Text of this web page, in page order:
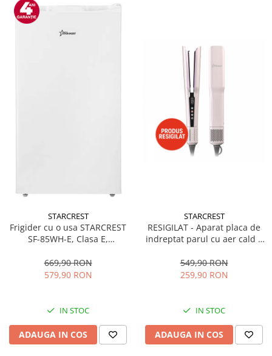
STARCREST
Frigider cu o usa STARCREST
SF-85WH-E, Clasa E,
interioara, Compartiment
gheata, H 82 cm, Alb
669,90 RON
579,90 RON
IN STOC
ADAUGA IN COS
STARCREST
RESIGILAT - Aparat placa de
indreptat parul cu aer cald 2
1300 W, Uscare si indreptare,
Afisaj LCD, Tehnologie cu ioni
549,90 RON
259,90 RON
IN STOC
ADAUGA IN COS